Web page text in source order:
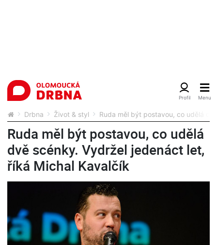
Drbna Život & styl Ruda měl být postavou, co udělá
Ruda měl být postavou, co udělá
dvě scénky. Vydržel jedenáct let,
říká Michal Kavalčík